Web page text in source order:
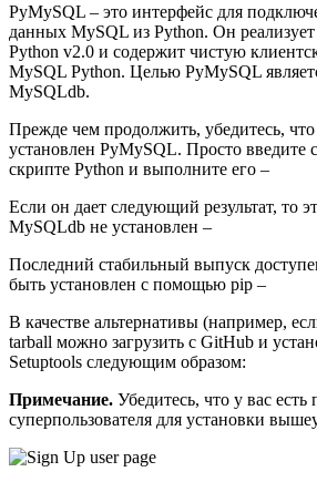
PyMySQL – это интерфейс для
данных MySQL из Python. Он
Python v2.0 и содержит чистую
MySQL Python. Целью PyMySQL
MySQLdb.
Прежде чем продолжить, убедитесь,
установлен PyMySQL. Просто
скрипте Python и выполните его –
Если он дает следующий результат, то
MySQLdb не установлен –
Последний стабильный выпуск
быть установлен с помощью pip –
В качестве альтернативы (например,
tarball можно загрузить с GitHub и
Setuptools следующим образом:
Примечание. Убедитесь, что у вас есть
суперпользователя для установки